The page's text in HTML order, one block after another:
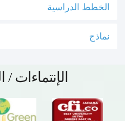
الخطط الدراسية
نماذج
الإنتماءات